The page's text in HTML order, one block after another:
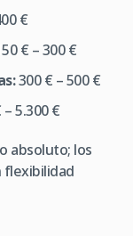
€
€ – 300 €
300 € – 500 €
5.300 €
absoluto; los